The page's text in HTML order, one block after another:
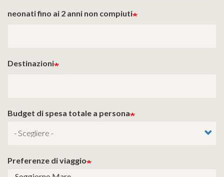
neonati fino ai 2 anni non compiuti
Destinazioni
Budget di spesa totale a persona
Preferenze di viaggio